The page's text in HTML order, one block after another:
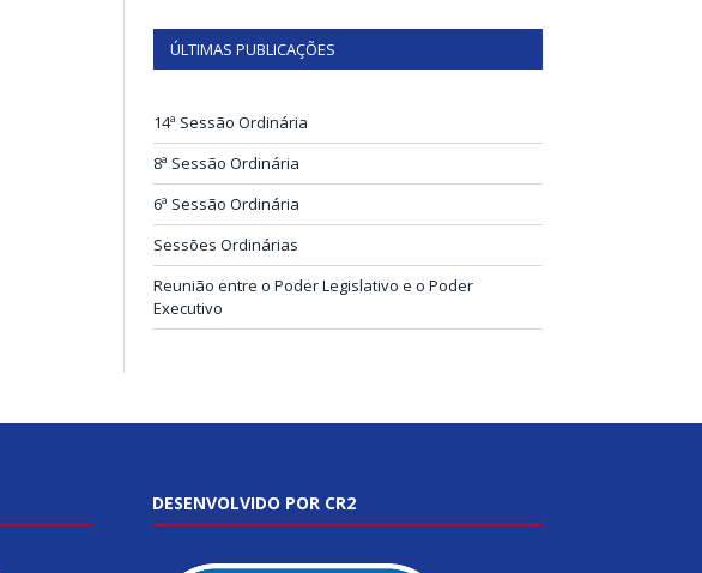
ÚLTIMAS PUBLICAÇÕES
14ª Sessão Ordinária
8ª Sessão Ordinária
6ª Sessão Ordinária
Sessões Ordinárias
Reunião entre o Poder Legislativo e o Poder
Executivo
DESENVOLVIDO POR CR2